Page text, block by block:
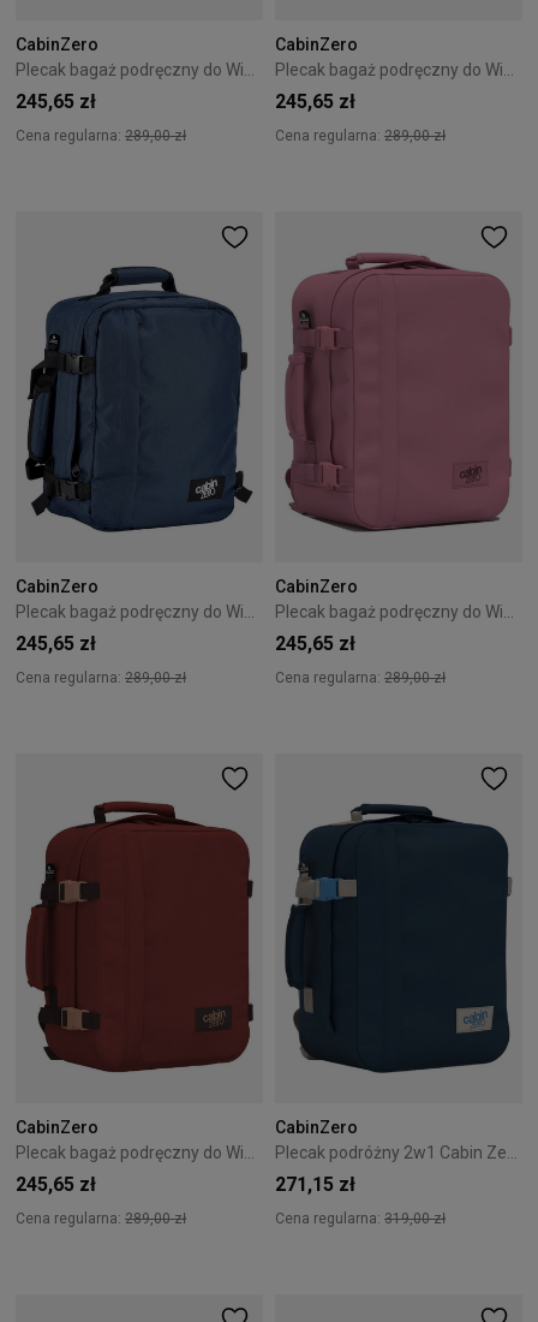
CabinZero
Plecak bagaż podręczny do Wizzair Cabin Zero Classic 28L Original Grey
245,65 zł
Cena regularna: 289,00 zł
CabinZero
Plecak bagaż podręczny do Wizzair Cabin Zero Classic 28L Georgian Khaki
245,65 zł
Cena regularna: 289,00 zł
CabinZero
245,65 zł
Cena regularna: 289,00 zł
CabinZero
245,65 zł
Cena regularna: 289,00 zł
CabinZero
245,65 zł
Cena regularna: 289,00 zł
CabinZero
271,15 zł
Cena regularna: 319,00 zł